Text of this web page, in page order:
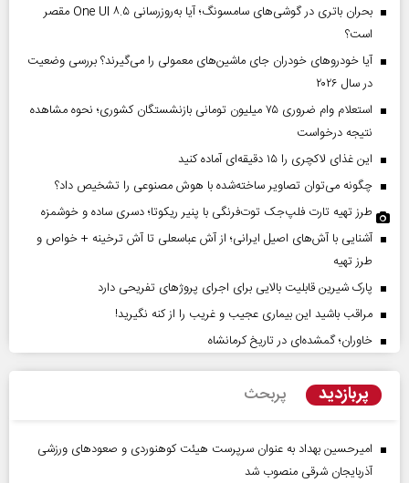
بحران باتری در گوشی‌های سامسونگ؛ آیا به‌روزرسانی One UI ۸.۵ مقصر
است؟
آیا خودروهای خودران جای ماشین‌های معمولی را می‌گیرند؟ بررسی وضعیت
در سال ۲۰۲۶
استعلام وام ضروری ۷۵ میلیون تومانی بازنشستگان کشوری؛ نحوه مشاهده
نتیجه درخواست
این غذای لاکچری را ۱۵ دقیقه‌ای آماده کنید
چگونه می‌توان تصاویر ساخته‌شده با هوش مصنوعی را تشخیص داد؟
طرز تهیه تارت فلپ‌جک توت‌فرنگی با پنیر ریکوتا؛ دسری ساده و خوشمزه
آشنایی با آش‌های اصیل ایرانی؛ از آش عباسعلی تا آش ترخینه + خواص و
طرز تهیه
پارک شیرین قابلیت‌ بالایی برای اجرای پروژهای تفریحی دارد
مراقب باشید این بیماری عجیب و غریب را از کنه نگیرید!
خاوران؛ گمشده‌ای در تاریخ کرمانشاه
پربازدید پربحث
امیرحسین بهداد به عنوان سرپرست هیئت کوهنوردی و صعودهای ورزشی
آذربایجان شرقی منصوب شد